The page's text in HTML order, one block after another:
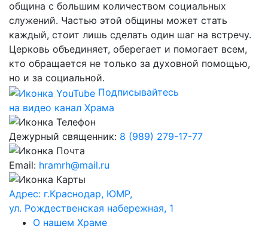
община с большим количеством социальных
служений. Частью этой общины может стать
каждый, стоит лишь сделать один шаг на встречу.
Церковь объединяет, оберегает и помогает всем,
кто обращается не только за духовной помощью,
но и за социальной.
Подписывайтесь
на видео канал Храма
Дежурный священник: 8 (989) 279-17-77
Email: hramrh@mail.ru
Адрес: г.Краснодар, ЮМР,
ул. Рождественская набережная, 1
О нашем Храме